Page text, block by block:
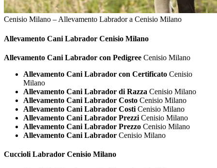
Cenisio Milano – Allevamento Labrador a Cenisio Milano
Allevamento Cani Labrador Cenisio Milano
Allevamento Cani Labrador con Pedigree Cenisio Milano
Allevamento Cani Labrador con Certificato Cenisio
Milano
Allevamento Cani Labrador di Razza Cenisio Milano
Allevamento Cani Labrador Costo Cenisio Milano
Allevamento Cani Labrador Costi Cenisio Milano
Allevamento Cani Labrador Prezzi Cenisio Milano
Allevamento Cani Labrador Prezzo Cenisio Milano
Allevamento Cani Labrador Cenisio Milano
Cuccioli Labrador Cenisio Milano